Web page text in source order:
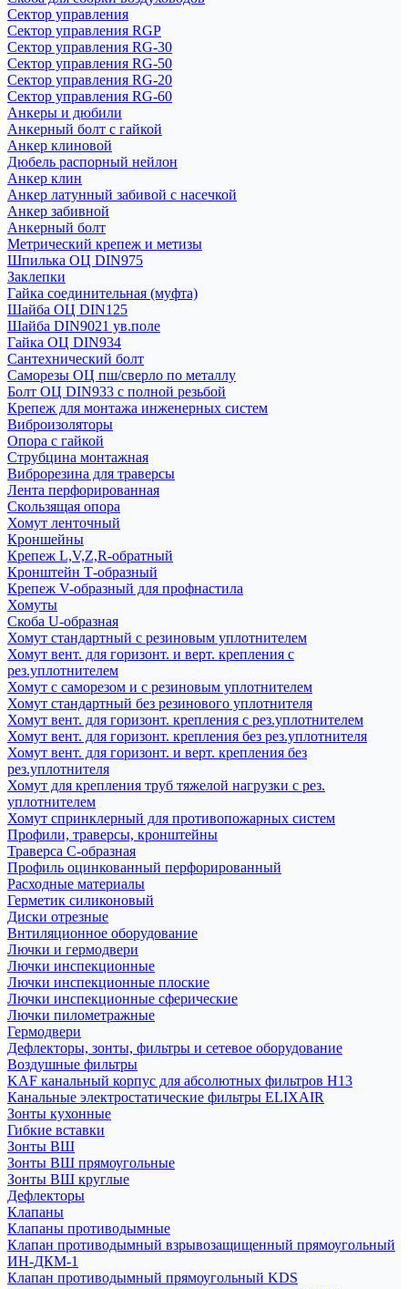
Сектор управления
Сектор управления RGP
Сектор управления RG-30
Сектор управления RG-50
Сектор управления RG-20
Сектор управления RG-60
Анкеры и дюбили
Анкерный болт с гайкой
Анкер клиновой
Дюбель распорный нейлон
Анкер клин
Анкер латунный забивой с насечкой
Анкер забивной
Анкерный болт
Метрический крепеж и метизы
Шпилька ОЦ DIN975
Заклепки
Гайка соединительная (муфта)
Шайба ОЦ DIN125
Шайба DIN9021 ув.поле
Гайка ОЦ DIN934
Сантехнический болт
Саморезы ОЦ пш/сверло по металлу
Болт ОЦ DIN933 с полной резьбой
Крепеж для монтажа инженерных систем
Виброизоляторы
Опора с гайкой
Струбцина монтажная
Виброрезина для траверсы
Лента перфорированная
Скользящая опора
Хомут ленточный
Кроншейны
Крепеж L,V,Z,R-обратный
Кронштейн Т-образный
Крепеж V-образный для профнастила
Хомуты
Скоба U-образная
Хомут стандартный с резиновым уплотнителем
Хомут вент. для горизонт. и верт. крепления с
рез.уплотнителем
Хомут с саморезом и с резиновым уплотнителем
Хомут стандартный без резинового уплотнителя
Хомут вент. для горизонт. крепления с рез.уплотнителем
Хомут вент. для горизонт. крепления без рез.уплотнителя
Хомут вент. для горизонт. и верт. крепления без
рез.уплотнителя
Хомут для крепления труб тяжелой нагрузки с рез.
уплотнителем
Хомут спринклерный для противопожарных систем
Профили, траверсы, кронштейны
Траверса С-образная
Профиль оцинкованный перфорированный
Расходные материалы
Герметик силиконовый
Диски отрезные
Внтиляционное оборудование
Лючки и гермодвери
Лючки инспекционные
Лючки инспекционные плоские
Лючки инспекционные сферические
Лючки пилометражные
Гермодвери
Дефлекторы, зонты, фильтры и сетевое оборудование
Воздушные фильтры
KAF канальный корпус для абсолютных фильтров H13
Канальные электростатические фильтры ELIXAIR
Зонты кухонные
Гибкие вставки
Зонты ВШ
Зонты ВШ прямоугольные
Зонты ВШ круглые
Дефлекторы
Клапаны
Клапаны противодымные
Клапан противодымный взрывозащищенный прямоугольный
ИН-ДКМ-1
Клапан противодымный прямоугольный KDS